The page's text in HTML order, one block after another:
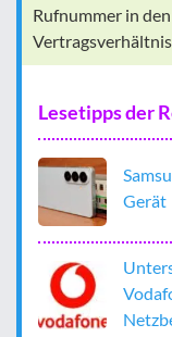
Rufnummer in
Vertragsverhältnis
Lesetipps der
Gerät